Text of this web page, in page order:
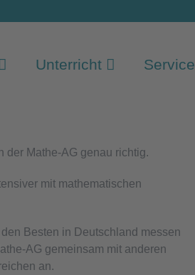
Unterricht Service
der Mathe-AG genau richtig.
mit mathematischen
Besten in Deutschland messen
AG gemeinsam mit anderen
an.